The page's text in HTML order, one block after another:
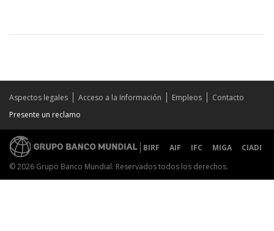
Aspectos legales Acceso a la Información Empleos
Contacto
Presente un reclamo
BIRF AIF IFC MIGA
CIADI
© 2026 Grupo Banco Mundial. Reservados todos los derechos.